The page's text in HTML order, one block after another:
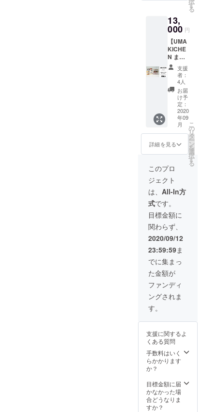
て、お
召し上
がりく
ださ
い。 ◎
特徴 オ
リーブ
オイル
とラー
油を1:2
で配合
した赤
い色の
ピリ辛
アヒー
辛い物
が好き
はちょ
うどい
いです
が、辛
が苦手
な人は
お好み
でオ
リーブ
オイル
を足し
てお召
し上が
りくだ
さい。
お中元
用な
お求め
の方は
下記公
式HPか
らも購
入いた
https://
umakit
chen.jp/
わらか
干し (ハ
タハタ
の薫製)
・アマ
ビエそ
のまん
まス
ナック
(甘海老
の燻製)
◎お召
し上が
り方法
油を軽
くきっ
てその
がりく
い。 ◎
特徴 お
酒が好
きな人
にはか
なりお
すす
め！ど
もお酒
のおつ
まみに
ピッタ
リで
す。 お
中元用
お求め
の方は
下記公
式HPか
らも購
入いた
https://
umakit
chen.jp/
（送料
詰め合
わせ内
容 ・お
すすめ
くんせ
い （前
菜） ・
スノー
マンの
ホワイ
トピル
ピル
（温
菜） ・
マーメ
イドの
きまぐ
ス(魚料
理) ・ホ
ダッグ
の暗黒
デビー
ル煮込
み (肉料
理) ◎お
召し上
がり方
法 【燻
製】油
を軽く
きって
そのま
まお召
し上が
りくだ
ピル】
中身を
鍋、ま
たはフ
ライパ
ンに移
火で約3
分、加
熱して
す
る
13,
000 円
【UMA
KICHE
N まる
ごと12
品セッ
ト】 ＊
通常価
格
14,000
円
→ 特
別ご支
援価
格
13,000
円（送
料込）
◎詰め
合わせ
内容 ・
チュパ
カブラ
の旨辛
アヒー
ジョ（3
種類）
・ヘ
ル・
シェル
的ムー
ル貝の
くんせ
い (ムー
ル貝の
的バケ
のス
モーク
(タコの
薫製) ・
半魚人
ハタや
わらか
干し (ハ
タハタ
支援
者：
4人
お届
け予
定：
2020
年09
月
詳細を見る
こ
の
リ
タ
ー
ン
を
選
択
す
る
このプロ
ジェクト
は、 All-In方
式です。
目標金額に
関わらず、
2020/09/12
23:59:59ま
でに集まっ
た金額が
ファンディ
ングされま
す。
支援に関するよ
くある質問
手数料はいく
らかかります
か？
目標金額に届
かなかった場
合どうなりま
すか？